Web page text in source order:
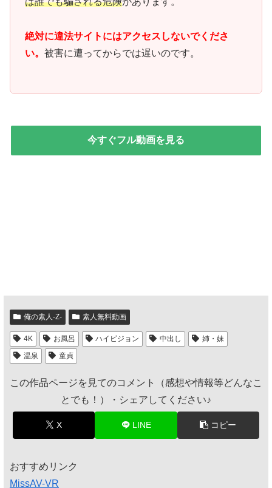
絶対に違法サイトにはアクセスしないでくださ
い。 被害に遭ってからでは遅いのです。
今すぐフル動画を見る
俺の素人-Z- 素人無料動画
4K お風呂 ハイビジョン 中出し
姉・妹
温泉
童貞
この作品ページを見てのコメント（感想や情報等どんなこ
とでも！）・シェアしてください♪
X LINE コピー
おすすめリンク
MissAV-VR